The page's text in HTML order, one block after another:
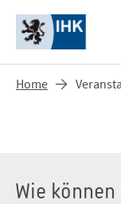
Home
Wie